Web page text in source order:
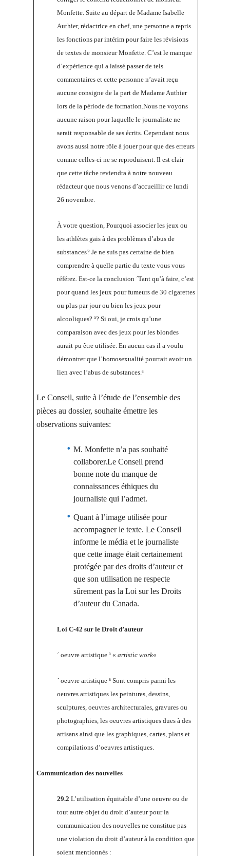
Monfette. Suite au départ de Madame Isabelle
Authier, rédactrice en chef, une personne a repris
les fonctions par intérim pour faire les révisions
de textes de monsieur Monfette. C’est le manque
d’expérience qui a laissé passer de tels
commentaires et cette personne n’avait reçu
aucune consigne de la part de Madame Authier
lors de la période de formation.Nous ne voyons
aucune raison pour laquelle le journaliste ne
serait responsable de ses écrits. Cependant nous
avons aussi notre rôle à jouer pour que des erreurs
comme celles-ci ne se reproduisent. Il est clair
que cette tâche reviendra à notre nouveau
rédacteur que nous venons d’accueillir ce lundi
26 novembre.
À votre question, Pourquoi associer les jeux ou
les athlètes gais à des problèmes d’abus de
substances? Je ne suis pas certaine de bien
comprendre à quelle partie du texte vous vous
référez. Est-ce la conclusion ´Tant qu’à faire, c’est
pour quand les jeux pour fumeurs de 30 cigarettes
ou plus par jour ou bien les jeux pour
alcooliques? ª? Si oui, je crois qu’une
comparaison avec des jeux pour les blondes
aurait pu être utilisée. En aucun cas il a voulu
démontrer que l’homosexualité pourrait avoir un
lien avec l’abus de substances.ª
Le Conseil, suite à l’étude de l’ensemble des
pièces au dossier, souhaite émettre les
observations suivantes:
M. Monfette n’a pas souhaité
collaborer.Le Conseil prend
bonne note du manque de
connaissances éthiques du
journaliste qui l’admet.
Quant à l’image utilisée pour
accompagner le texte. Le Conseil
informe le média et le journaliste
que cette image était certainement
protégée par des droits d’auteur et
que son utilisation ne respecte
sûrement pas la Loi sur les Droits
d’auteur du Canada.
Loi C-42 sur le Droit d’auteur
´ oeuvre artistique ª « artistic work«
´ oeuvre artistique ª Sont compris parmi les
oeuvres artistiques les peintures, dessins,
sculptures, oeuvres architecturales, gravures ou
photographies, les oeuvres artistiques dues à des
artisans ainsi que les graphiques, cartes, plans et
compilations d’oeuvres artistiques.
Communication des nouvelles
29.2 L’utilisation équitable d’une oeuvre ou de
tout autre objet du droit d’auteur pour la
communication des nouvelles ne constitue pas
une violation du droit d’auteur à la condition que
soient mentionnés :